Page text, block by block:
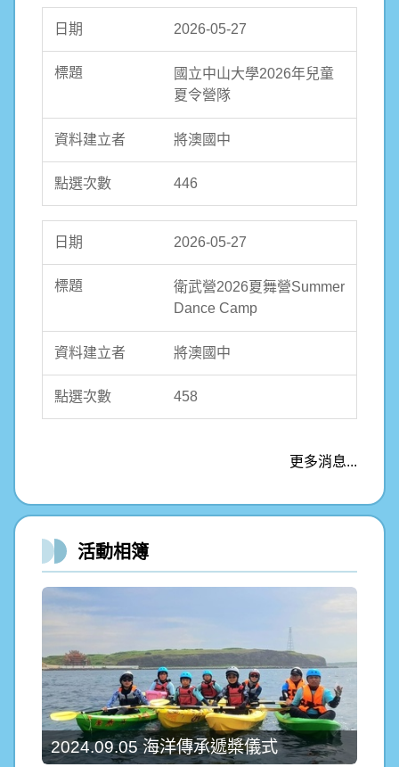
2026-05-27
國立中山大學2026年兒童
夏令營隊
將澳國中
446
2026-05-27
衛武營2026夏舞營Summer
Dance Camp
將澳國中
458
更多消息...
活動相簿
2024.09.05 海洋傳承遞槳儀式